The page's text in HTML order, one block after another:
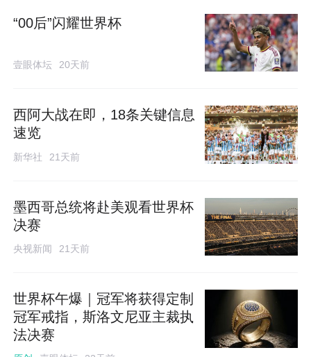
“00后”闪耀世界杯
壹眼体坛 20天前
西阿大战在即，18条关键信息
速览
新华社 21天前
墨西哥总统将赴美观看世界杯
决赛
央视新闻 21天前
世界杯午爆｜冠军将获得定制
冠军戒指，斯洛文尼亚主裁执
法决赛